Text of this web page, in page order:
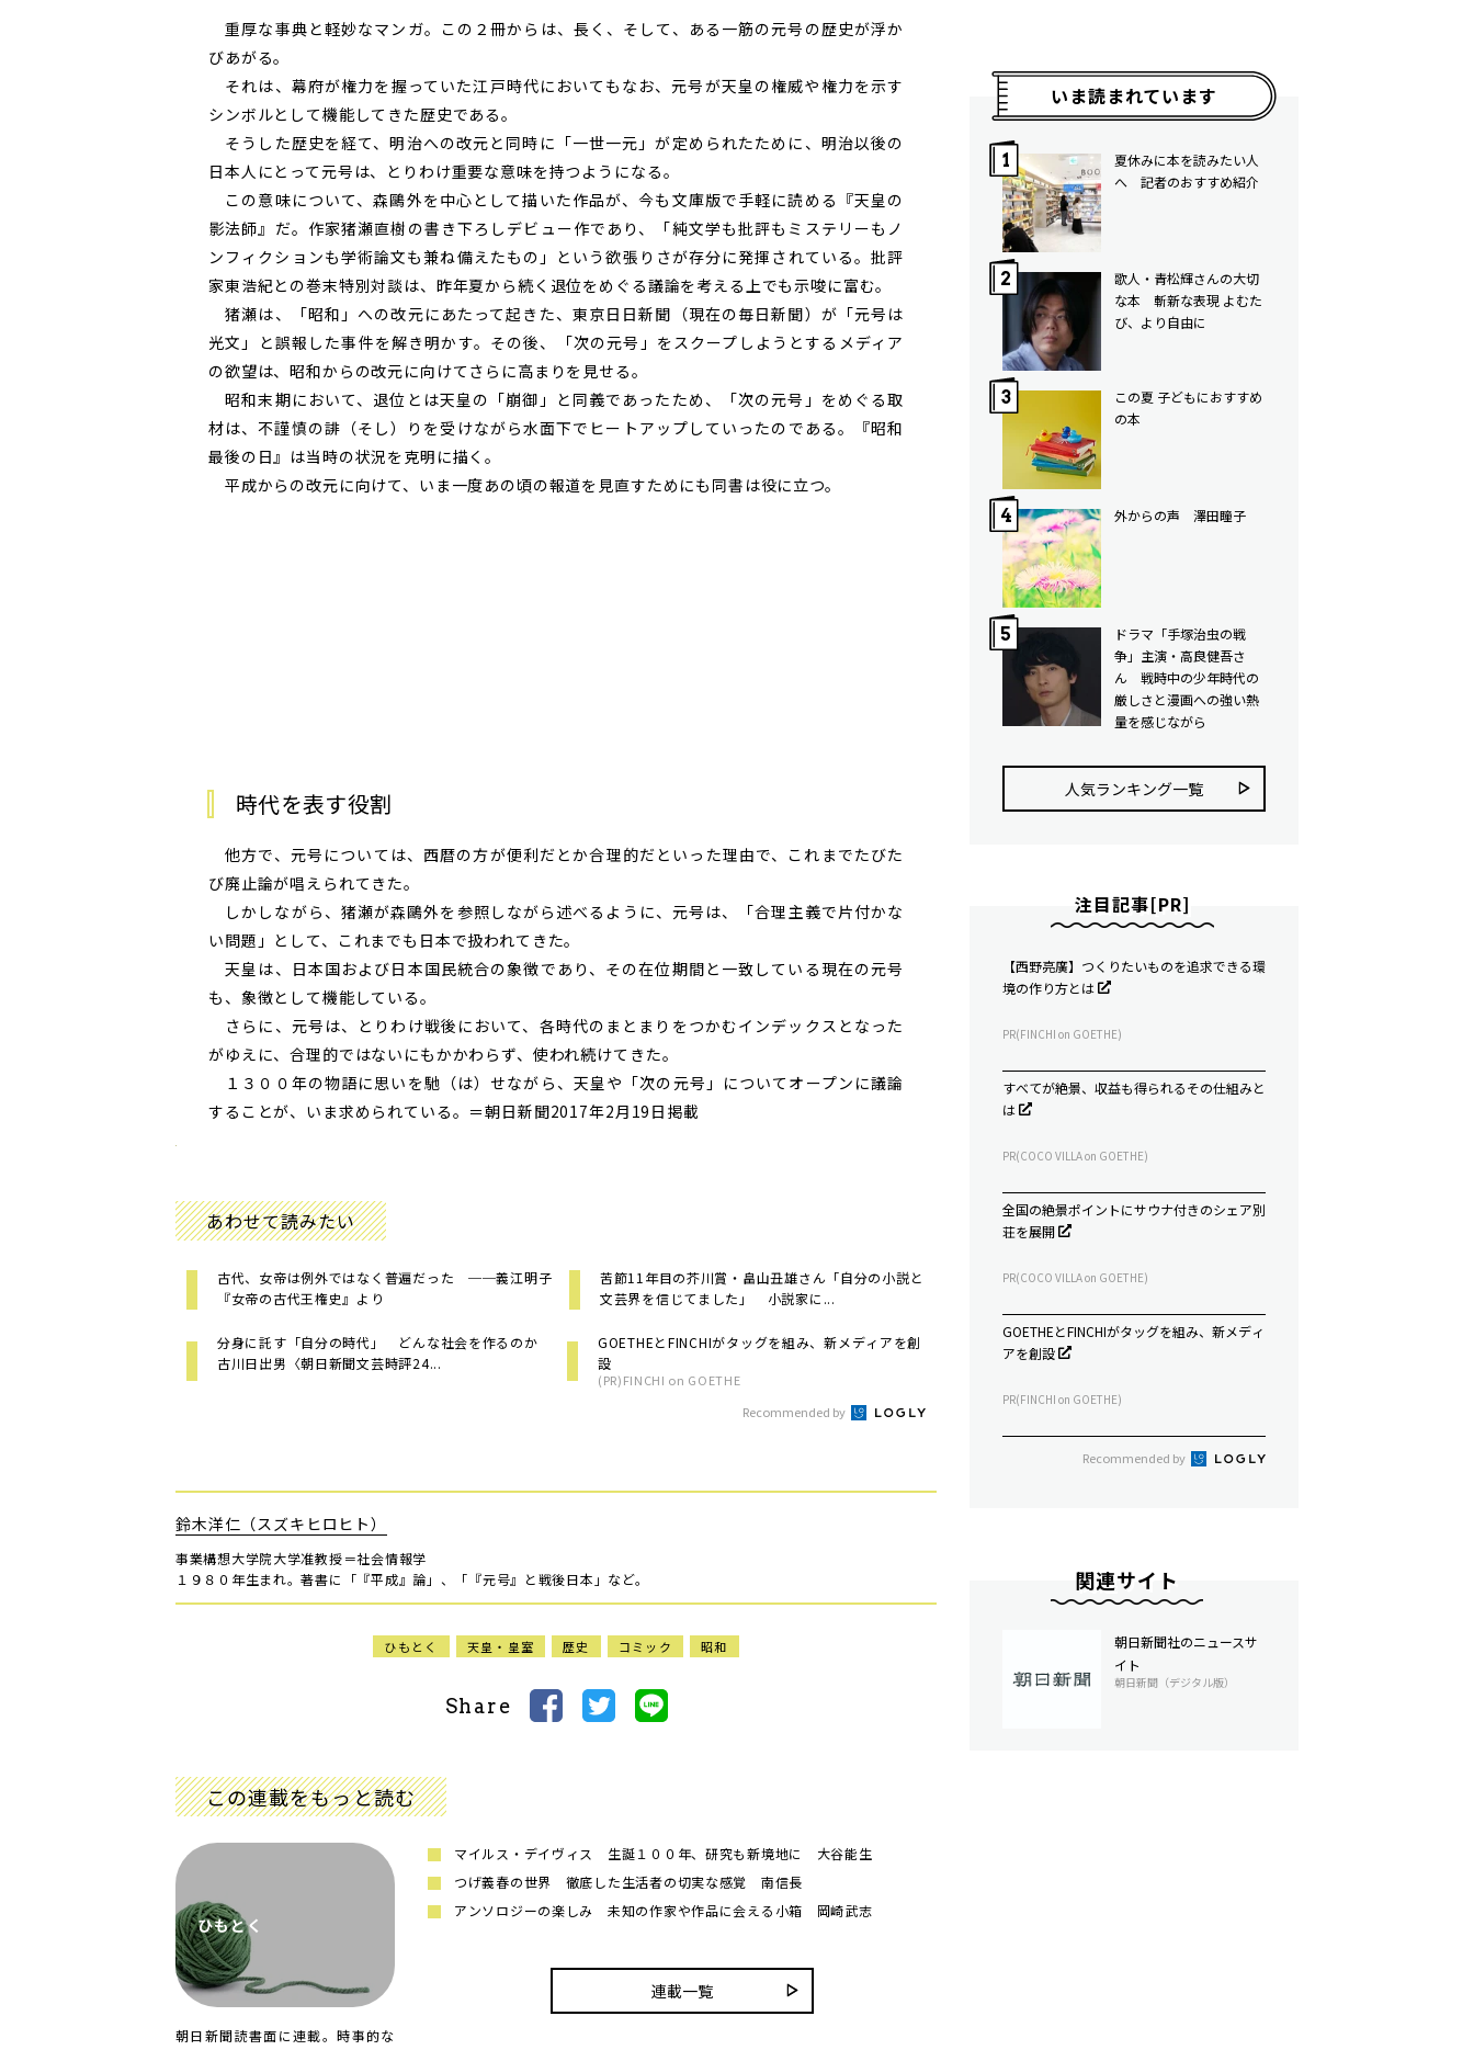
重厚な事典と軽妙なマンガ。この２冊からは、長く、そして、ある一筋の元号 の歴史が浮か
びあがる。
それは、幕府が権力を握っていた江戸時代においてもなお、元号が天皇の権威や権力を示す
シンボルとして機能してきた歴史である。
そうした歴史を経て、明治への改元と同時に「一世一元」が定められたために、明治以後の
日本人にとって元号 は、とりわけ重要な意味を持つようになる。
この意味について、森鷗外を中心として描いた作品が、今も文庫版で手軽に読める『天皇の
影法師』だ。作家猪瀬直樹の書き下ろしデビュー作であり、「純文学も批評もミステリーもノ
ンフィクションも学術論文も兼ね備えたもの」という欲張りさが存分に発揮されている。批評
家東浩紀との巻末特別対談は、昨年夏から続く退位をめぐる議論を考える上でも示唆に富む。
猪瀬は、「昭和」への改元にあたって起きた、東京日日新聞（現在の毎日新聞）が「元号 は
光文」と誤報した事件を解き明かす。その後、「次の元号 」をスクープしようとするメディア
の欲望は、昭和からの改元に向けてさらに高まりを見せる。
昭和末期において、退位とは天皇の「崩御」と同義であったため、「次の元号 」をめぐる取
材は、不謹慎の誹（そし）りを受けながら水面下でヒートアップしていったのである。『昭和
最後の日』は当時の状況を克明に描く。
平成からの改元に向けて、いま一度あの頃の報道を見直すためにも同書は役に立つ。
時代を表す役割
他方で、 元号 については、西暦の方が便利だとか合理的だといった理由で、これまでたびた
び廃止論が唱えられてきた。
しかしながら、猪瀬が森鷗外を参照しながら述べるように、 元号 は、「合理主義で片付かな
い問題」として、これまでも日本で扱われてきた。
天皇は、日本国および日本国民統合の象徴であり、その在位期間と一致している現在の元号
も、象徴として機能している。
さらに、 元号 は、とりわけ戦後において、各時代のまとまりをつかむインデックスとなった
がゆえに、合理的ではないにもかかわらず、使われ続けてきた。
１３００年の物語に思いを馳（は）せながら、天皇や「次の元号 」についてオープンに議論
することが、いま求められている。 ＝朝日新聞2017年2月19日掲載
あわせて読みたい
古代、女帝は例外ではなく普遍だった ──義江明子
『女帝の古代王権史』より
苦節11年目の芥川賞・畠山丑雄さん「自分の小説と
文芸界を信じてました」 小説家に...
分身に託す「自分の時代」 どんな社会を作るのか
古川日出男〈朝日新聞文芸時評24...
GOETHEとFINCHIがタッグを組み、新メディアを創
設
(PR)FINCHI on GOETHE
Recommended by
鈴木洋仁（スズキヒロヒト）
事業構想大学院大学准教授＝社会情報学
１９８０年生まれ。著書に「『平成』論」、「『元号』と戦後日本」など。
ひもとく 天皇・皇室 歴史 コミック 昭和
Share
この連載をもっと読む
ひもとく
朝日新聞読書面に連載。時事的な
マイルス・デイヴィス 生誕１００年、研究も新境地に 大谷能生
つげ義春の世界 徹底した生活者の切実な感覚 南信長
アンソロジーの楽しみ 未知の作家や作品に会える小箱 岡崎武志
連載一覧
いま読まれています
夏休みに本を読みたい人
へ 記者のおすすめ紹介
歌人・青松輝さんの大切
な本 斬新な表現 よむた
び、より自由に
この夏 子どもにおすすめ
の本
外からの声 澤田瞳子
ドラマ「手塚治虫の戦
争」主演・高良健吾さ
ん 戦時中の少年時代の
厳しさと漫画への強い熱
量を感じながら
人気ランキング⼀覧
注目記事[PR]
【西野亮廣】つくりたいものを追求できる環
境の作り方とは
PR(FINCHI on GOETHE)
すべてが絶景、収益も得られるその仕組みと
は
PR(COCO VILLA on GOETHE)
全国の絶景ポイントにサウナ付きのシェア別
荘を展開
PR(COCO VILLA on GOETHE)
GOETHEとFINCHIがタッグを組み、新メディ
アを創設
PR(FINCHI on GOETHE)
Recommended by
関連サイト
朝日新聞社のニュースサ
イト
朝日新聞（デジタル版）